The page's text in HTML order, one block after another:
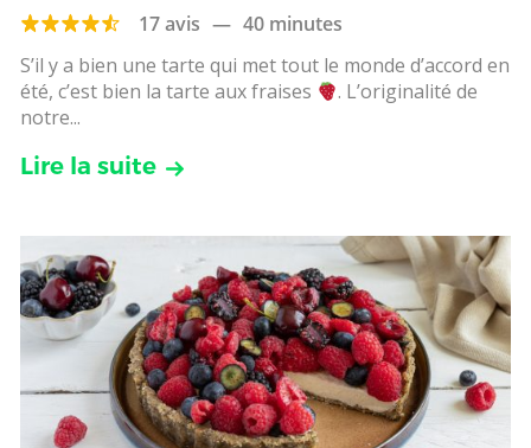
17 avis — 40 minutes
S’il y a bien une tarte qui met tout le monde d’accord en
été, c’est bien la tarte aux fraises
. L’originalité de
notre...
Lire la suite